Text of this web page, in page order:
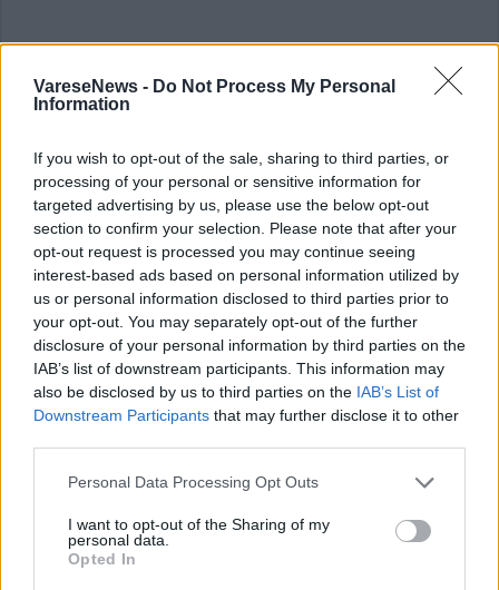
VareseNews - Do Not Process My Personal
Information
If you wish to opt-out of the sale, sharing to third parties, or
processing of your personal or sensitive information for
targeted advertising by us, please use the below opt-out
section to confirm your selection. Please note that after your
opt-out request is processed you may continue seeing
interest-based ads based on personal information utilized by
us or personal information disclosed to third parties prior to
your opt-out. You may separately opt-out of the further
disclosure of your personal information by third parties on the
IAB’s list of downstream participants. This information may
also be disclosed by us to third parties on the IAB’s List of
Downstream Participants that may further disclose it to other
Personal Data Processing Opt Outs
I want to opt-out of the Sharing of my
personal data.
Opted In
ADV
Commenti
Accedio registratiper commentare questo
articolo.
L'email è richiesta ma non verrà mostrata ai visitatori. Il contenuto di questo
commento esprime il pensiero dell'autore e non rappresenta la linea editoriale
di VareseNews.it, che rimane autonoma e indipendente. I messaggi inclusi nei
commenti non sono testi giornalistici, ma post inviati dai singoli lettori che
possono essere automaticamente pubblicati senza filtro preventivo. I commenti
che includano uno o più link a siti esterni verranno rimossi in automatico dal
sistema.